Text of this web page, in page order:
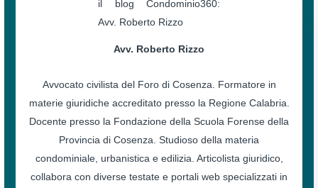
Avv. Roberto Rizzo
Avvocato civilista del Foro di Cosenza. Formatore in
materie giuridiche accreditato presso la Regione Calabria.
Docente presso la Fondazione della Scuola Forense della
Provincia di Cosenza. Studioso della materia
condominiale, urbanistica e edilizia. Articolista giuridico,
collabora con diverse testate e portali web specializzati in